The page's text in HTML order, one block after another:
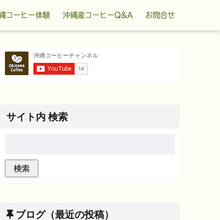
コーヒー体験 沖縄産コーヒーQ&A お問合せ
サイト内 検索
ブログ（最近の投稿）